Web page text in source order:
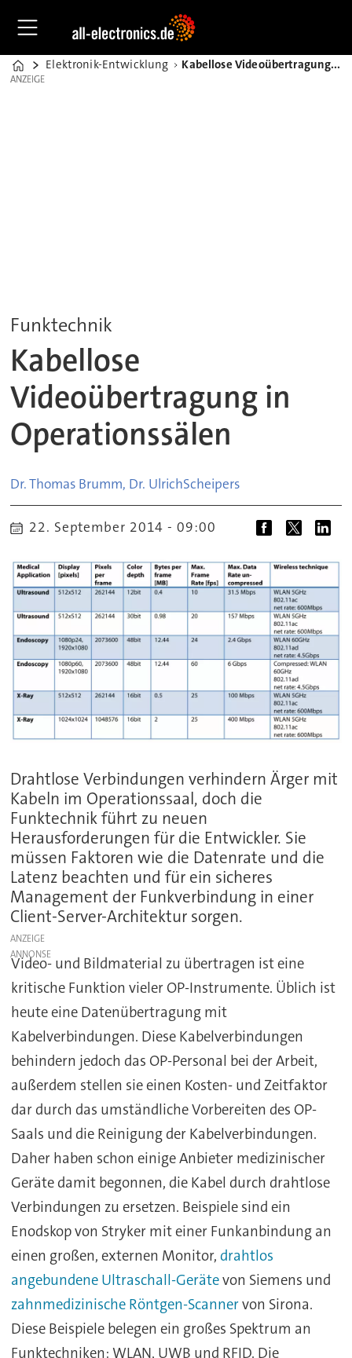
Home
Elektronik-Entwicklung Kabellose Videoübertragung in Operationssälen
ANZEIGE
ANZEIGE
Funktechnik
Kabellose
Videoübertragung in
Operationssälen
Dr. Thomas Brumm, Dr. UlrichScheipers
22. September 2014 - 09:00
Drahtlose Verbindungen verhindern Ärger mit
Kabeln im Operationssaal, doch die
Funktechnik führt zu neuen
Herausforderungen für die Entwickler. Sie
müssen Faktoren wie die Datenrate und die
Latenz beachten und für ein sicheres
Management der Funkverbindung in einer
Client-Server-Architektur sorgen.
ANZEIGE
Video- und Bildmaterial zu übertragen ist eine
kritische Funktion vieler OP-Instrumente. Üblich ist
heute eine Datenübertragung mit
Kabelverbindungen. Diese Kabelverbindungen
behindern jedoch das OP-Personal bei der Arbeit,
außerdem stellen sie einen Kosten- und Zeitfaktor
dar durch das umständliche Vorbereiten des OP-
Saals und die Reinigung der Kabelverbindungen.
Daher haben schon einige Anbieter medizinischer
Geräte damit begonnen, die Kabel durch drahtlose
Verbindungen zu ersetzen. Beispiele sind ein
Enodskop von Stryker mit einer Funkanbindung an
einen großen, externen Monitor, drahtlos
angebundene Ultraschall-Gerätevon Siemens und
zahnmedizinische Röntgen-Scannervon Sirona.
Diese Beispiele belegen ein großes Spektrum an
Funktechniken: WLAN, UWB und RFID. Die